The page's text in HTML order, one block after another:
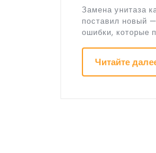
Замена унитаза
поставил новый
ошибки, которые
Читайте